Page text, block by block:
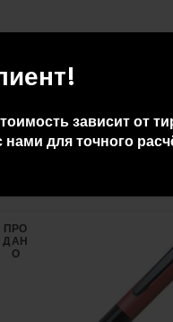
зависит от
для точного
ПРО
ДАН
О